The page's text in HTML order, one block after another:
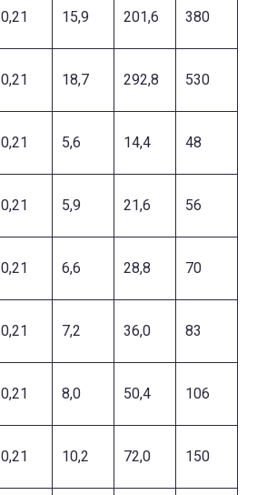
0,21 15,9 201,6 380
0,21 18,7 292,8 530
0,21 5,6 14,4 48
0,21 5,9 21,6 56
0,21 6,6 28,8 70
0,21 7,2 36,0 83
0,21 8,0 50,4 106
0,21 10,2 72,0 150